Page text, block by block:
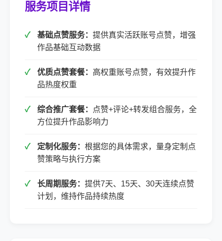
服务项目详情
基础点赞服务： 提供真实活跃账号点赞，增强
作品基础互动数据
优质点赞套餐： 高权重账号点赞，有效提升作
品热度权重
综合推广套餐：
点赞+评论+转发组合服务，全
方位提升作品影响力
定制化服务： 根据您的具体需求，量身定制点
赞策略与执行方案
长周期服务： 提供7天、15天、30天连续点赞
计划，维持作品持续热度